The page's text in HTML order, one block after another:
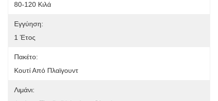
80-120 Κιλά
Εγγύηση:
1 Έτος
Πακέτο:
Κουτί Από Πλαϊγουντ
Λιμάνι: